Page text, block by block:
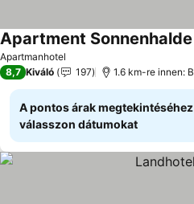
Apartmanhotel
Apartment Sonnenhalde
8,7 Kiváló 197
A pontos árak megtekintéséhez
válasszon dátumokat